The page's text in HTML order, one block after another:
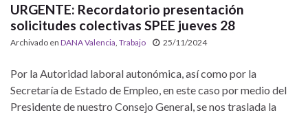
URGENTE: Recordatorio presentación
solicitudes colectivas SPEE jueves 28
Archivado en DANA Valencia Trabajo 25/11/2024
Por la Autoridad laboral autonómica, así como por la
Secretaría de Estado de Empleo, en este caso por medio del
Presidente de nuestro Consejo General, se nos traslada la